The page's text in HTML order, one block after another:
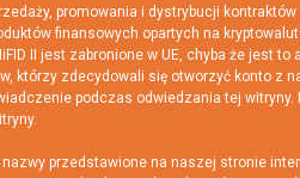
promowania i dystrybucji
finansowych opartych na
II jest zabronione w UE, chyba że jest
którzy zdecydowali się otworzyć konto z
podczas odwiedzania tej
nazwy przedstawione na naszej stronie